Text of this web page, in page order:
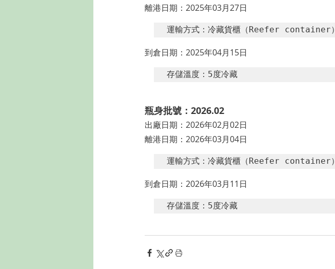
離港日期：2025年03月27日
運輸方式：冷藏貨櫃（Reefer container）
到倉日期：2025年04月15日
存儲溫度：5度冷藏
瓶身批號：2026.02
出廠日期：2026年02月02日
離港日期：2026年03月04日
運輸方式：冷藏貨櫃（Reefer container）
到倉日期：2026年03月11日
存儲溫度：5度冷藏